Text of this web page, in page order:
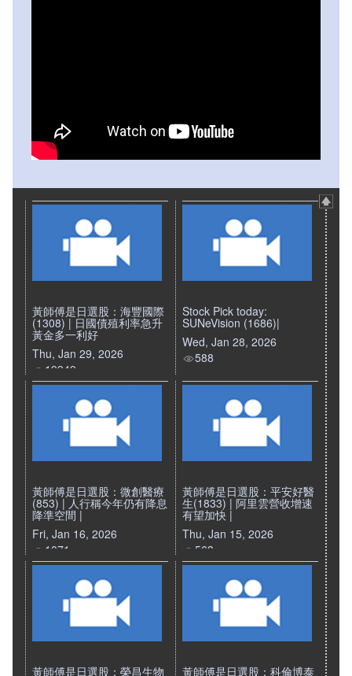
黃師傅是日選股：海豐國際
(1308) | 日國債殖利率急升
黃金多一利好
Thu, Jan 29, 2026
19949
Stock Pick today:
SUNeVision (1686)|
Wed, Jan 28, 2026
588
黃師傅是日選股：微創醫療
(853) | 人行稱今年仍有降息
降準空間 |
Fri, Jan 16, 2026
1071
黃師傅是日選股：平安好醫
生(1833) | 阿里雲營收增速
有望加快 |
Thu, Jan 15, 2026
563
黃師傅是日選股：榮昌生物 黃師傅是日選股：科倫博泰